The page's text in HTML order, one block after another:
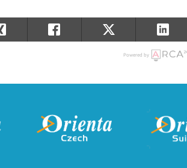
Powered by